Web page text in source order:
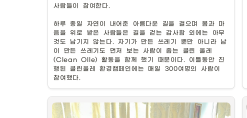
의 나오지 않았던 축제라는 긍정적인 평가를 받았다
사람들이 참여한다.
하루 종일 자연이 내어준 아름다운 길을 걸으며 몸과 마
음을 위로 받은 사람들은 길을 걷는 감사함 외에는 아무
것도 남기지 않는다. 자기가 만든 쓰레기 뿐만 아니라 남
이 만든 쓰레기도 먼저 보는 사람이 줍는 클린 올레
(Clean Olle) 활동을 함께 했기 때문이다. 이틀동안 진
행된 클린올레 환경캠페인에는 매일 300여명의 사람이
참여했다.